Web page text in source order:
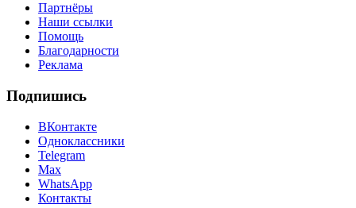
Партнёры
Наши ссылки
Помощь
Благодарности
Реклама
Подпишись
ВКонтакте
Одноклассники
Telegram
Max
WhatsApp
Контакты